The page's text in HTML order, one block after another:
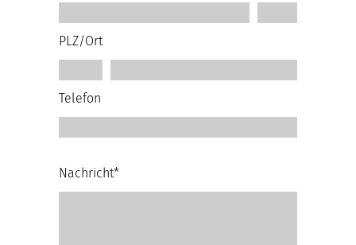
PLZ/Ort
Telefon
Nachricht*